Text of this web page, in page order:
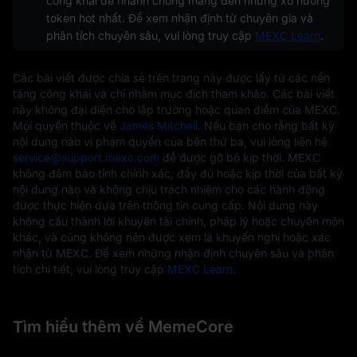
token hot nhất. Để xem nhận định từ chuyên gia và
phân tích chuyên sâu, vui lòng truy cập MEXC Learn.
Các bài viết được chia sẻ trên trang này được lấy từ các nền
tảng công khai và chỉ nhằm mục đích tham khảo. Các bài viết
này không đại diện cho lập trường hoặc quan điểm của MEXC.
Mọi quyền thuộc về James Mitchell . Nếu bạn cho rằng bất kỳ
nội dung nào vi phạm quyền của bên thứ ba, vui lòng liên hệ
service@support.mexc.com để được gỡ bỏ kịp thời. MEXC
không đảm bảo tính chính xác, đầy đủ hoặc kịp thời của bất kỳ
nội dung nào và không chịu trách nhiệm cho các hành động
được thực hiện dựa trên thông tin cung cấp. Nội dung này
không cấu thành lời khuyên tài chính, pháp lý hoặc chuyên môn
khác, và cũng không nên được xem là khuyến nghị hoặc xác
nhận từ MEXC. Để xem những nhận định chuyên sâu và phân
tích chi tiết, vui lòng truy cập MEXC Learn
Tìm hiểu thêm về MemeCore